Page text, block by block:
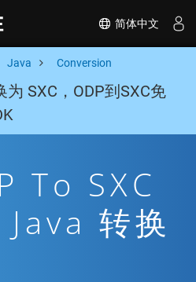
简体中文
Java Conversion
SXC，ODP到SXC免
To SXC
转换